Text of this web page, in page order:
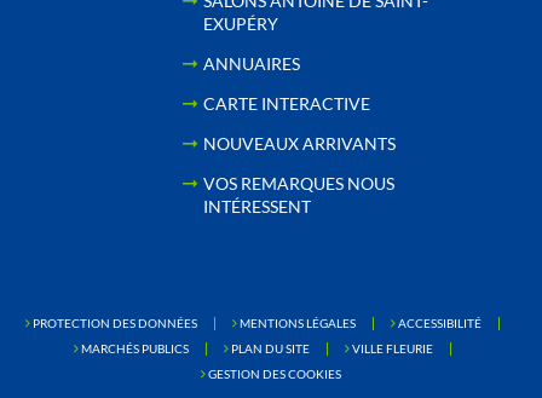
EXUPÉRY
ANNUAIRES
CARTE INTERACTIVE
NOUVEAUX ARRIVANTS
VOS REMARQUES NOUS
INTÉRESSENT
PROTECTION DES DONNÉES MENTIONS LÉGALES
ACCESSIBILITÉ
MARCHÉS PUBLICS
PLAN DU SITE
VILLE FLEURIE
GESTION DES COOKIES